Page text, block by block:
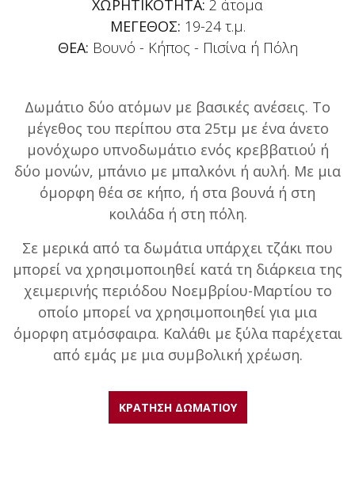
ΧΩΡΗΤΙΚΟΤΗΤΑ: 2 άτομα
ΜΕΓΕΘΟΣ: 19-24 τ.μ.
ΘΕΑ: Βουνό - Κήπος - Πισίνα ή Πόλη
Δωμάτιο δύο ατόμων με βασικές ανέσεις. Το
μέγεθος του περίπου στα 25τμ με ένα άνετο
μονόχωρο υπνοδωμάτιο ενός κρεββατιού ή
δύο μονών, μπάνιο με μπαλκόνι ή αυλή. Με μια
όμορφη θέα σε κήπο, ή στα βουνά ή στη
κοιλάδα ή στη πόλη.
Σε μερικά από τα δωμάτια υπάρχει τζάκι που
μπορεί να χρησιμοποιηθεί κατά τη διάρκεια της
χειμερινής περιόδου Νοεμβρίου-Μαρτίου το
οποίο μπορεί να χρησιμοποιηθεί για μια
όμορφη ατμόσφαιρα. Καλάθι με ξύλα παρέχεται
από εμάς με μια συμβολική χρέωση.
ΚΡΑΤΗΣΗ ΔΩΜΑΤΙΟΥ